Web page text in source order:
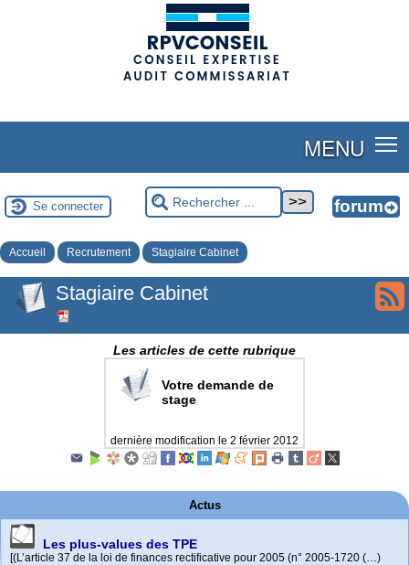
MENU
Se connecter
Accueil Recrutement Stagiaire Cabinet
Stagiaire Cabinet
Les articles de cette rubrique
Votre demande de
stage
dernière modification le 2 février 2012
Actus
Les plus-values des TPE
[(L’article 37 de la loi de finances rectificative pour 2005 (n° 2005-1720 (…)